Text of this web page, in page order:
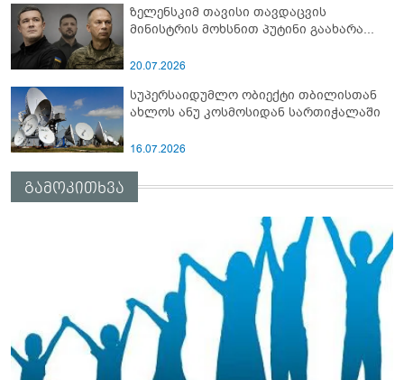
ზელენსკიმ თავისი თავდაცვის
მინისტრის მოხსნით პუტინი გაახარა...
20.07.2026
სუპერსაიდუმლო ობიექტი თბილისთან
ახლოს ანუ კოსმოსიდან სართიჭალაში
16.07.2026
გამოკითხვა